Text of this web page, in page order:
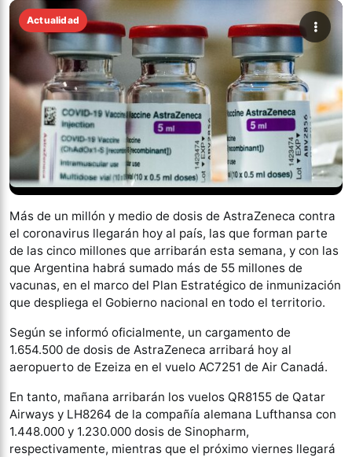
Actualidad
Más de un millón y medio de dosis de AstraZeneca contra
el coronavirus llegarán hoy al país, las que forman parte
de las cinco millones que arribarán esta semana, y con las
que Argentina habrá sumado más de 55 millones de
vacunas, en el marco del Plan Estratégico de inmunización
que despliega el Gobierno nacional en todo el territorio.
Según se informó oficialmente, un cargamento de
1.654.500 de dosis de AstraZeneca arribará hoy al
aeropuerto de Ezeiza en el vuelo AC7251 de Air Canadá.
En tanto, mañana arribarán los vuelos QR8155 de Qatar
Airways y LH8264 de la compañía alemana Lufthansa con
1.448.000 y 1.230.000 dosis de Sinopharm,
respectivamente, mientras que el próximo viernes llegará